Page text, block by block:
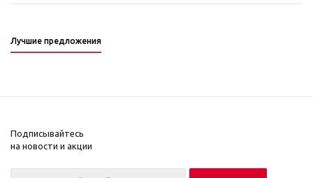
Лучшие предложения
Подписывайтесь
на новости и акции